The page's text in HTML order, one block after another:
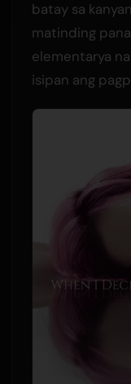
batay sa
matinding
elementarya
isipan ang